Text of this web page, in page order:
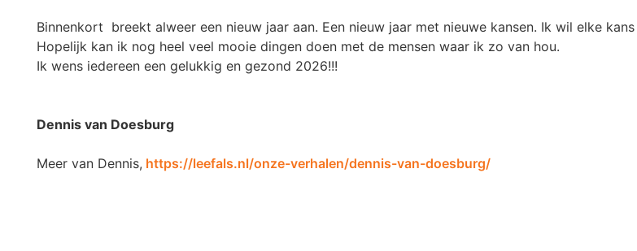
Binnenkort breekt alweer een nieuw jaar aan. Een nieuw jaar met nieuwe kansen. Ik wil elke
Hopelijk kan ik nog heel veel mooie dingen doen met de mensen waar ik zo van hou.
Ik wens iedereen een gelukkig en gezond 2026!!!
Dennis van Doesburg
Meer van Dennis, https://leefals.nl/onze-verhalen/dennis-van-doesburg/